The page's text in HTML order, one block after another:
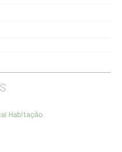
Habitação